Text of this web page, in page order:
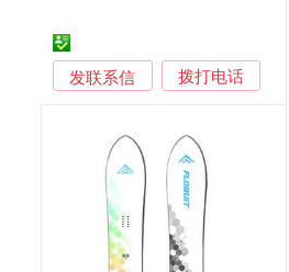
发联系信 拨打电话